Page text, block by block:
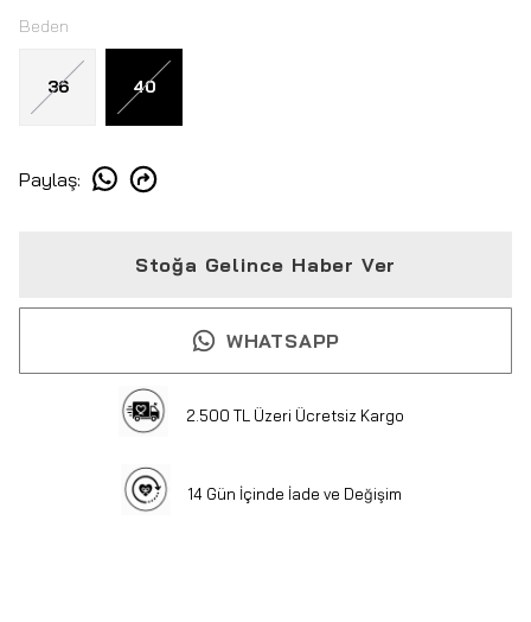
Beden
36 40
Paylaş:
Stoğa Gelince Haber Ver
WHATSAPP
2.500 TL Üzeri Ücretsiz Kargo
14 Gün İçinde İade ve Değişim